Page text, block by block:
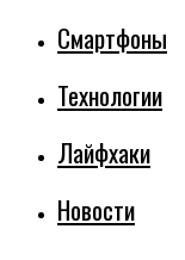
Смартфоны
Технологии
Лайфхаки
Новости